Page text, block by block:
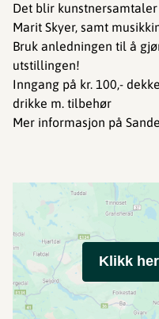
Det blir
Marit Skyer, samt
Bruk anledningen til å
utstillingen!
Inngang på kr. 100,-
drikke m. tilbehør
​​​Mer informasjon på
Klikk